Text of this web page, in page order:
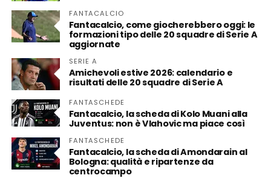
FANTACALCIO
Fantacalcio, come giocherebbero oggi: le
formazioni tipo delle 20 squadre di Serie A
aggiornate
SERIE A
Amichevoli estive 2026: calendario e
risultati delle 20 squadre di Serie A
FANTASCHEDE
Fantacalcio, la scheda di Kolo Muani alla
Juventus: non è Vlahovic ma piace così
FANTASCHEDE
Fantacalcio, la scheda di Amondarain al
Bologna: qualità e ripartenze da
centrocampo